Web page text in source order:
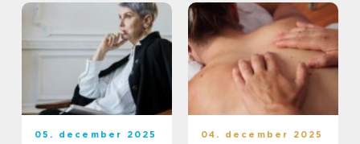
05. december 2025 04. december 2025